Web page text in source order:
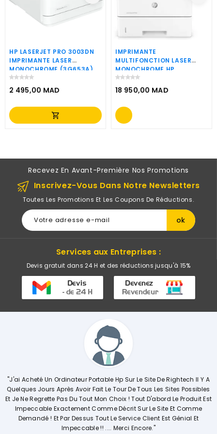
HP LASERJET PRO 3003DN
IMPRIMANTE LASER
MONOCHROME (3G653A)
2 495,00 MAD
Prix
shopping_cart
IMPRIMANTE
MULTIFONCTION LASER
MONOCHROME HP
LASERJET ENTERPRISE MFP
M528F (1PV65A)
18 950,00 MAD
Prix
Recevez En Avant-Première Nos Promotions
Inscrivez-Vous Dans Notre Newsletters
Toutes Les Promotions Et Les Coupons De Réductions.
Services aux Entreprises :
Devis gratuit dans 24 H et des réductions jusqu'à 15%
Hp Sur Le Site De Rightech Il Y A
Fait Le Tour De Tous Les Sites Possibles
Mon Choix ! Tout D'abord Le Produit Est
Comme Décrit Sur Le Site Et Comme
Tout Le Service Client Est Génial Et
!! .... Merci Encore."
"Commerciale KHADIJA
Explique De Façon
Opérations. Société A